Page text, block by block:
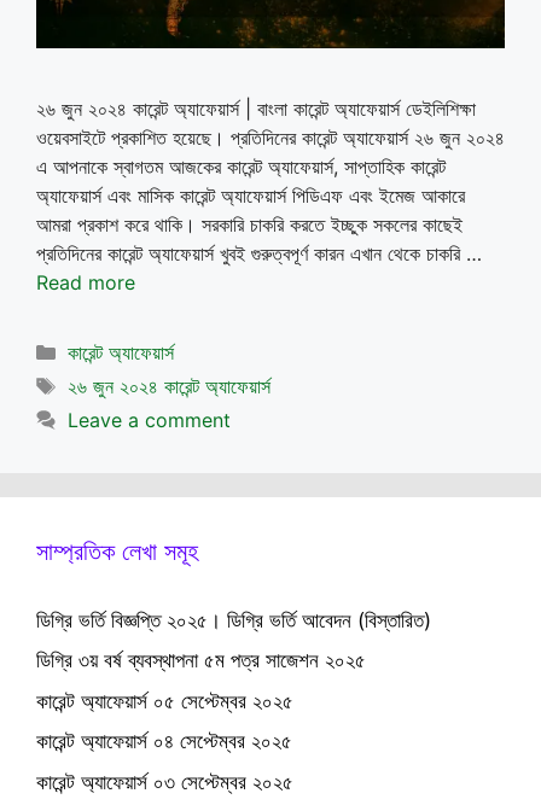
২৬ জুন ২০২৪ কারেন্ট অ্যাফেয়ার্স | বাংলা কারেন্ট অ্যাফেয়ার্স ডেইলিশিক্ষা
ওয়েবসাইটে প্রকাশিত হয়েছে। প্রতিদিনের কারেন্ট অ্যাফেয়ার্স ২৬ জুন ২০২৪
এ আপনাকে স্বাগতম আজকের কারেন্ট অ্যাফেয়ার্স, সাপ্তাহিক কারেন্ট
অ্যাফেয়ার্স এবং মাসিক কারেন্ট অ্যাফেয়ার্স পিডিএফ এবং ইমেজ আকারে
আমরা প্রকাশ করে থাকি। সরকারি চাকরি করতে ইচ্ছুক সকলের কাছেই
প্রতিদিনের কারেন্ট অ্যাফেয়ার্স খুবই গুরুত্বপূর্ণ কারন এখান থেকে চাকরি …
Read more
Categories
কারেন্ট অ্যাফেয়ার্স
Tags
২৬ জুন ২০২৪ কারেন্ট অ্যাফেয়ার্স
Leave a comment
সাম্প্রতিক লেখা সমূহ
ডিগ্রি ভর্তি বিজ্ঞপ্তি ২০২৫। ডিগ্রি ভর্তি আবেদন (বিস্তারিত)
ডিগ্রি ৩য় বর্ষ ব্যবস্থাপনা ৫ম পত্র সাজেশন ২০২৫
কারেন্ট অ্যাফেয়ার্স ০৫ সেপ্টেম্বর ২০২৫
কারেন্ট অ্যাফেয়ার্স ০৪ সেপ্টেম্বর ২০২৫
কারেন্ট অ্যাফেয়ার্স ০৩ সেপ্টেম্বর ২০২৫